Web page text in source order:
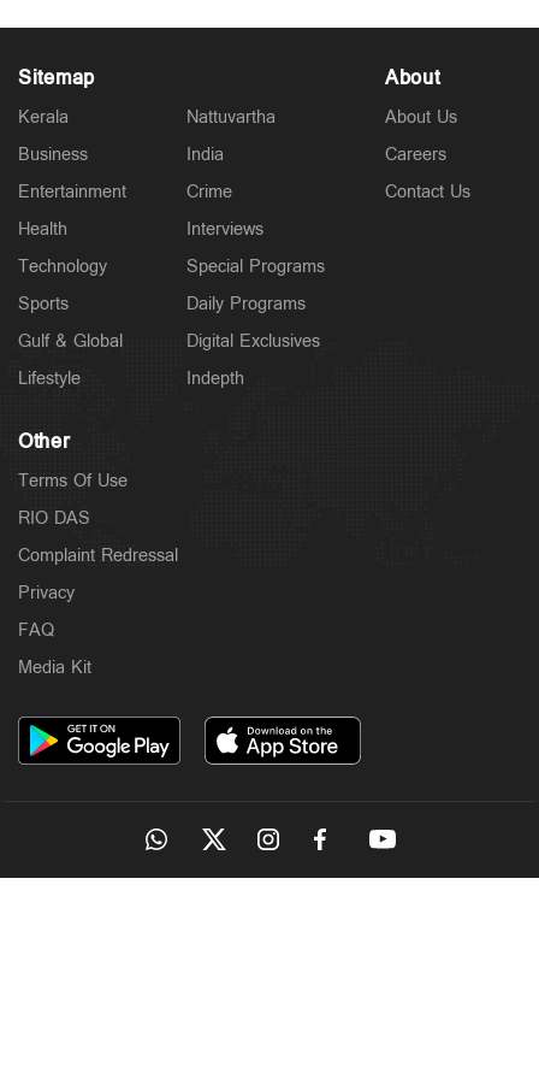
Sitemap
Kerala
Business
Entertainment
Health
Technology
Sports
Gulf & Global
Lifestyle
Nattuvartha
India
Crime
Interviews
Special Programs
Daily Programs
Digital Exclusives
Indepth
About
About Us
Careers
Contact Us
Other
Terms Of Use
RIO DAS
Complaint Redressal
Privacy
FAQ
Media Kit